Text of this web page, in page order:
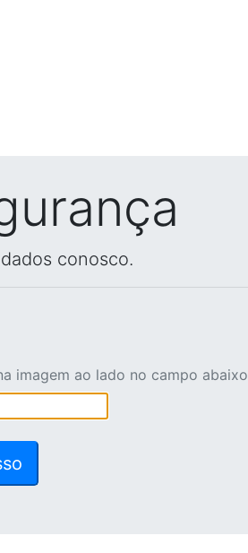
conosco.
imagem ao lado no campo abaixo